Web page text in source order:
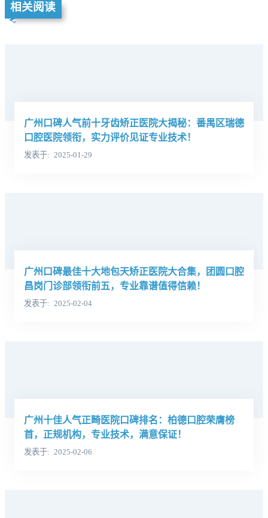
相关阅读
广州口碑人气前十牙齿矫正医院大揭秘：番禺区瑞德
口腔医院领衔，实力评价见证专业技术！
发表于 2025-01-29
广州口碑最佳十大地包天矫正医院大合集，团圆口腔
昌岗门诊部领衔前五，专业靠谱值得信赖！
发表于 2025-02-04
广州十佳人气正畸医院口碑排名：柏德口腔荣膺榜
首，正规机构，专业技术，满意保证！
发表于 2025-02-06